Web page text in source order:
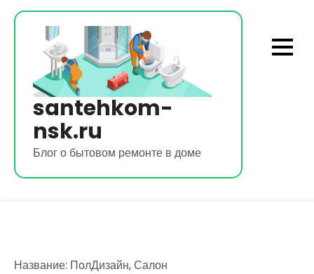
Перейти
содержимому
santehkom-
nsk.ru
Блог о бытовом ремонте в доме
Название: ПолДизайн, Салон